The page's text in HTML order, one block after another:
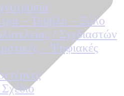
– Τούβλο – Ξύλο
/ Σχεδιαστών
– Ψηφιακές